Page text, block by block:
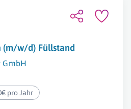
w/d) Füllstand
GmbH
pro Jahr